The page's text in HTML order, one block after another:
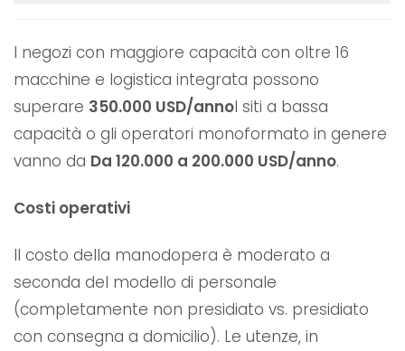
I negozi con maggiore capacità con oltre 16
macchine e logistica integrata possono
superare 350.000 USD/annoI siti a bassa
capacità o gli operatori monoformato in genere
vanno da Da 120.000 a 200.000 USD/anno.
Costi operativi
Il costo della manodopera è moderato a
seconda del modello di personale
(completamente non presidiato vs. presidiato
con consegna a domicilio). Le utenze, in